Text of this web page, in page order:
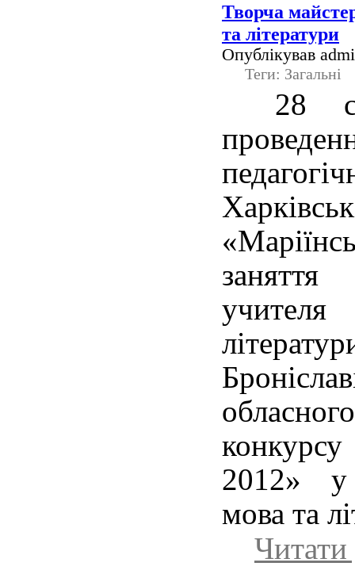
Творча
та літератури
Опублікував
Теги: Загальні
28
учителя
2012» у
мова та